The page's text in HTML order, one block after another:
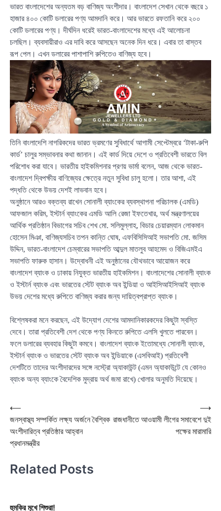
ভারত বাংলাদেশের অন্যতম বড় বাণিজ্য অংশীদার। বাংলাদেশ সেখান থেকে বছরে ১
হাজার ৪০০ কোটি ডলারের পণ্য আমদানি করে। আর ভারতে রফতানি করে ২০০
কোটি ডলারের পণ্য। দীর্ঘদিন ধরেই ভারত-বাংলাদেশের মধ্যে এই আলোচনা
চলছিল। ব্যবসায়ীরাও এর দাবি করে আসছেন অনেক দিন ধরে। এবার তা বাস্তব
রূপ পেল। এখন ডলারের পাশাপাশি রুপিতেও বাণিজ্য হবে।
তিনি বাংলাদেশি নাগরিকদের ভারত ভ্রমণের সুবিধার্থে আগামী সেপ্টেম্বরে ‘টাকা-রুপি
কার্ড’ চালুর সম্ভাবনার কথা জানান। এই কার্ড দিয়ে দেশে ও প্রতিবেশী ভারতে বিল
পরিশোধ করা যাবে। ভারতীয় হাইকমিশনার প্রণয় ভার্মা বলেন, আজ থেকে ভারত-
বাংলাদেশ দ্বিপক্ষীয় বাণিজ্যের ক্ষেত্রে নতুন সুবিধা চালু হলো। তার আশা, এই
পদ্ধতি থেকে উভয় দেশই লাভবান হবে।
অনুষ্ঠানে আরও বক্তব্য রাখেন সোনালী ব্যাংকের ব্যবস্থাপনা পরিচালক (এমডি)
আফজাল করিম, ইস্টার্ন ব্যাংকের এমডি আলি রেজা ইফতেখার, অর্থ মন্ত্রণালয়ের
আর্থিক প্রতিষ্ঠান বিভাগের সচিব শেখ মো. সলিমুল্লাহ, বিডার চেয়ারম্যান লোকমান
হোসেন মিঞা, বাণিজ্যসচিব তপন কান্তি ঘোষ, এফবিসিসিআই সভাপতি মো. জসিম
উদ্দিন, ভারত-বাংলাদেশ চেম্বারের সভাপতি আব্দুল মাতলুব আহমেদ ও বিজিএমইএ
সভাপতি ফারুক হাসান। উদ্বোধনী এই অনুষ্ঠানের যৌথভাবে আয়োজন করে
বাংলাদেশ ব্যাংক ও ঢাকায় নিযুক্ত ভারতীয় হাইকমিশন। বাংলাদেশের সোনালী ব্যাংক
ও ইস্টার্ন ব্যাংক এবং ভারতের স্টেট ব্যাংক অব ইন্ডিয়া ও আইসিআইসিআই ব্যাংক
উভয় দেশের মধ্যে রুপিতে বাণিজ্য করার জন্য দায়িত্বপ্রাপ্ত ব্যাংক।
বিশ্লেষকরা মনে করছেন, এই উদ্যোগ দেশের আমদানিকারকদের কিছুটা স্বস্তি
দেবে। তারা প্রতিবেশী দেশ থেকে পণ্য কিনতে রুপিতে এলসি খুলতে পারবেন।
ফলে ডলারের ব্যবহার কিছুটা কমবে। বাংলাদেশ ব্যাংক ইতোমধ্যে সোনালী ব্যাংক,
ইস্টার্ন ব্যাংক ও ভারতের স্টেট ব্যাংক অব ইন্ডিয়াকে (এসবিআই) প্রতিবেশী
দেশটিতে তাদের অংশীদারদের সঙ্গে নস্ট্রো অ্যাকাউন্ট (এমন অ্যাকাউন্টে যে কোনও
ব্যাংক অন্য ব্যাংকে বৈদেশিক মুদ্রায় অর্থ জমা রাখে) খোলার অনুমতি দিয়েছে।
Post
navigation
⟵
জনস্বাস্থ্য সম্পর্কিত লক্ষ্য অর্জনে বৈশ্বিক
অংশীদারিত্ব প্রতিষ্ঠার আহ্বান
প্রধানমন্ত্রীর
রাজধানীতে আওয়ামী লীগের সমাবেশে দুই
পক্ষের মারামারি
⟶
Related Posts
হুমকির মুখে শিশুরা!